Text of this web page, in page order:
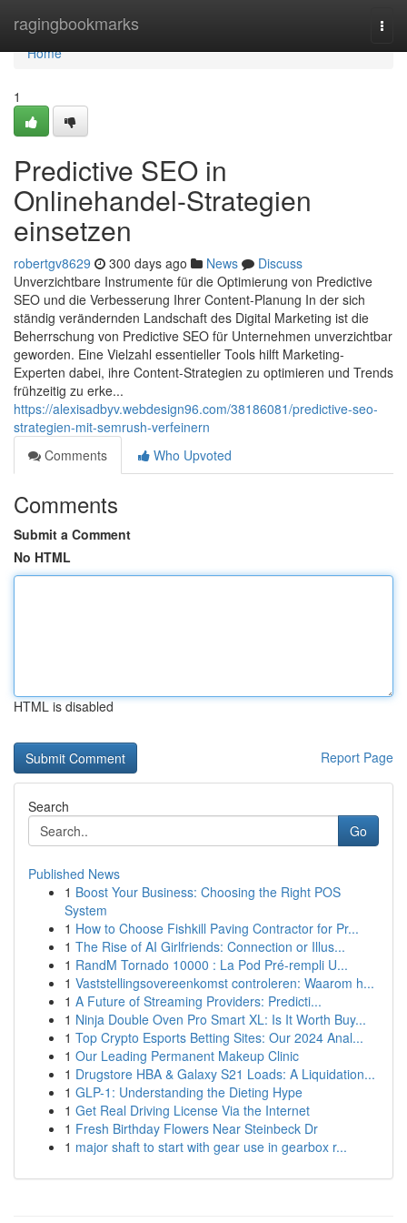
ragingbookmarks
Home
Home
1
Predictive SEO in
Onlinehandel-Strategien
einsetzen
robertgv8629 300 days ago News
Discuss
Unverzichtbare Instrumente für die Optimierung von Predictive
SEO und die Verbesserung Ihrer Content-Planung In der sich
ständig verändernden Landschaft des Digital Marketing ist die
Beherrschung von Predictive SEO für Unternehmen unverzichtbar
geworden. Eine Vielzahl essentieller Tools hilft Marketing-
Experten dabei, ihre Content-Strategien zu optimieren und Trends
frühzeitig zu erke...
https://alexisadbyv.webdesign96.com/38186081/predictive-seo-
strategien-mit-semrush-verfeinern
Comments
Who Upvoted
Comments
Submit a Comment
No HTML
HTML is disabled
Report Page
Search
Go
Published News
1 Boost Your Business: Choosing the Right POS
System
1 How to Choose Fishkill Paving Contractor for Pr...
1 The Rise of AI Girlfriends: Connection or Illus...
1 RandM Tornado 10000 : La Pod Pré-rempli U...
1 Vaststellingsovereenkomst controleren: Waarom h...
1 A Future of Streaming Providers: Predicti...
1 Ninja Double Oven Pro Smart XL: Is It Worth Buy...
1 Top Crypto Esports Betting Sites: Our 2024 Anal...
1 Our Leading Permanent Makeup Clinic
1 Drugstore HBA & Galaxy S21 Loads: A Liquidation...
1 GLP-1: Understanding the Dieting Hype
1 Get Real Driving License Via the Internet
1 Fresh Birthday Flowers Near Steinbeck Dr
1 major shaft to start with gear use in gearbox r...